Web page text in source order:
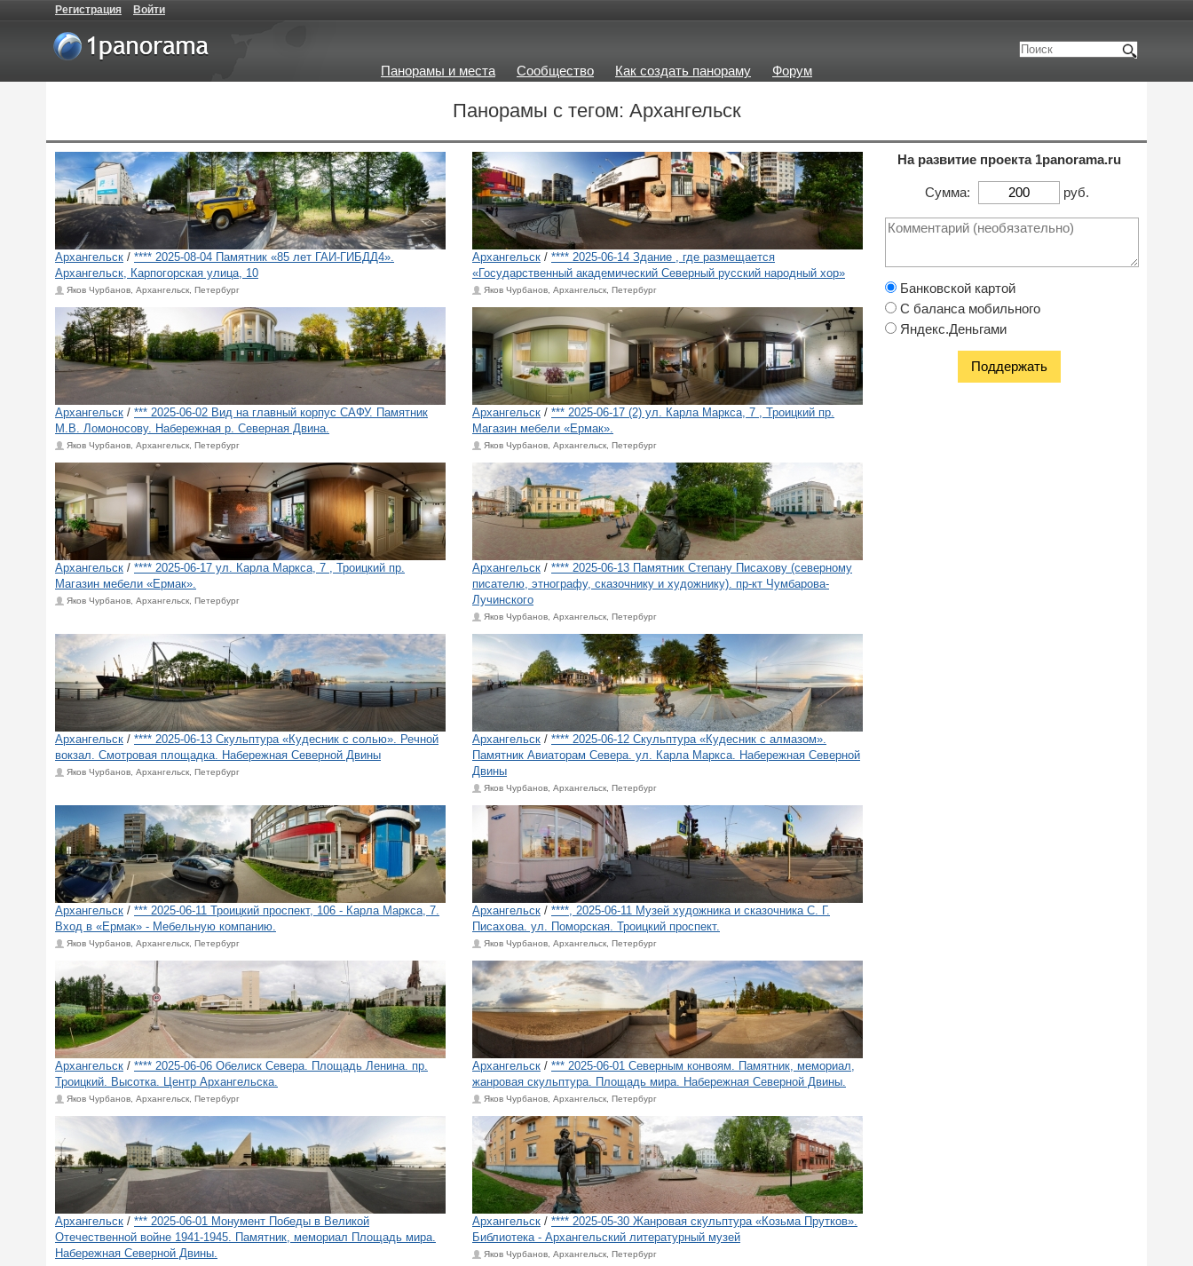
Регистрация Войти
Панорамы и места Сообщество Как создать панораму Форум
Панорамы с тегом: Архангельск
Архангельск / **** 2025-08-04 Памятник «85 лет ГАИ-ГИБДД4».
Архангельск, Карпогорская улица, 10
Яков Чурбанов, Архангельск, Петербург
Архангельск / **** 2025-06-14 Здание , где размещается
«Государственный академический Северный русский народный хор»
Яков Чурбанов, Архангельск, Петербург
Архангельск / *** 2025-06-02 Вид на главный корпус САФУ. Памятник
М.В. Ломоносову. Набережная р. Северная Двина.
Яков Чурбанов, Архангельск, Петербург
Архангельск / *** 2025-06-17 (2) ул. Карла Маркса, 7 , Троицкий пр.
Магазин мебели «Ермак».
Яков Чурбанов, Архангельск, Петербург
Архангельск / **** 2025-06-17 ул. Карла Маркса, 7 , Троицкий пр.
Магазин мебели «Ермак».
Яков Чурбанов, Архангельск, Петербург
Архангельск / **** 2025-06-13 Памятник Степану Писахову (северному
писателю, этнографу, сказочнику и художнику). пр-кт Чумбарова-
Лучинского
Яков Чурбанов, Архангельск, Петербург
Архангельск / **** 2025-06-13 Скульптура «Кудесник с солью». Речной
вокзал. Смотровая площадка. Набережная Северной Двины
Яков Чурбанов, Архангельск, Петербург
Архангельск / **** 2025-06-12 Скульптура «Кудесник с алмазом».
Памятник Авиаторам Севера. ул. Карла Маркса. Набережная Северной
Двины
Яков Чурбанов, Архангельск, Петербург
Архангельск / *** 2025-06-11 Троицкий проспект, 106 - Карла Маркса, 7.
Вход в «Ермак» - ​Мебельную компанию.
Яков Чурбанов, Архангельск, Петербург
Архангельск / ****, 2025-06-11 Музей художника и сказочника С. Г.
Писахова. ул. Поморская. Троицкий проспект.
Яков Чурбанов, Архангельск, Петербург
Архангельск / **** 2025-06-06 Обелиск Севера. Площадь Ленина. пр.
Троицкий. Высотка. Центр Архангельска.
Яков Чурбанов, Архангельск, Петербург
Архангельск / *** 2025-06-01 Северным конвоям. Памятник, мемориал,
жанровая скульптура. Площадь мира. Набережная Северной Двины.
Яков Чурбанов, Архангельск, Петербург
Архангельск / *** 2025-06-01 Монумент Победы в Великой
Отечественной войне 1941-1945. Памятник, мемориал Площадь мира.
Набережная Северной Двины.
Архангельск / **** 2025-05-30 Жанровая скульптура «Козьма Прутков».
Библиотека - Архангельский литературный музей
Яков Чурбанов, Архангельск, Петербург
На развитие проекта 1panorama.ru
Сумма: руб.
Банковской картой
С баланса мобильного
Яндекс.Деньгами